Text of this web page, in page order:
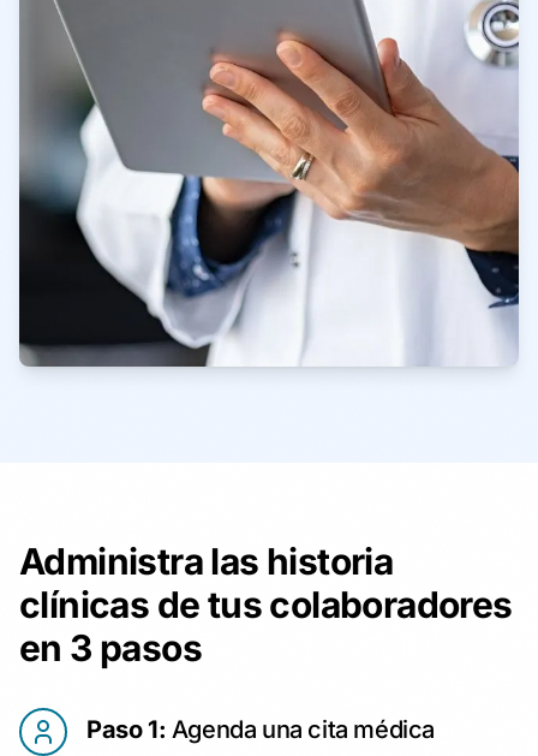
Administra las historia
clínicas de tus colaboradores
en 3 pasos
Paso 1: Agenda una cita médica